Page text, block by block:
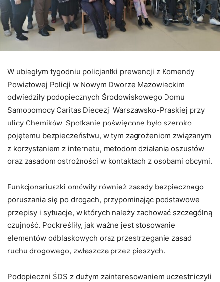
W ubiegłym tygodniu policjantki prewencji z Komendy
Powiatowej Policji w Nowym Dworze Mazowieckim
odwiedziły podopiecznych Środowiskowego Domu
Samopomocy Caritas Diecezji Warszawsko-Praskiej przy
ulicy Chemików. Spotkanie poświęcone było szeroko
pojętemu bezpieczeństwu, w tym zagrożeniom związanym
z korzystaniem z internetu, metodom działania oszustów
oraz zasadom ostrożności w kontaktach z osobami obcymi.
Funkcjonariuszki omówiły również zasady bezpiecznego
poruszania się po drogach, przypominając podstawowe
przepisy i sytuacje, w których należy zachować szczególną
czujność. Podkreśliły, jak ważne jest stosowanie
elementów odblaskowych oraz przestrzeganie zasad
ruchu drogowego, zwłaszcza przez pieszych.
Podopieczni ŚDS z dużym zainteresowaniem uczestniczyli